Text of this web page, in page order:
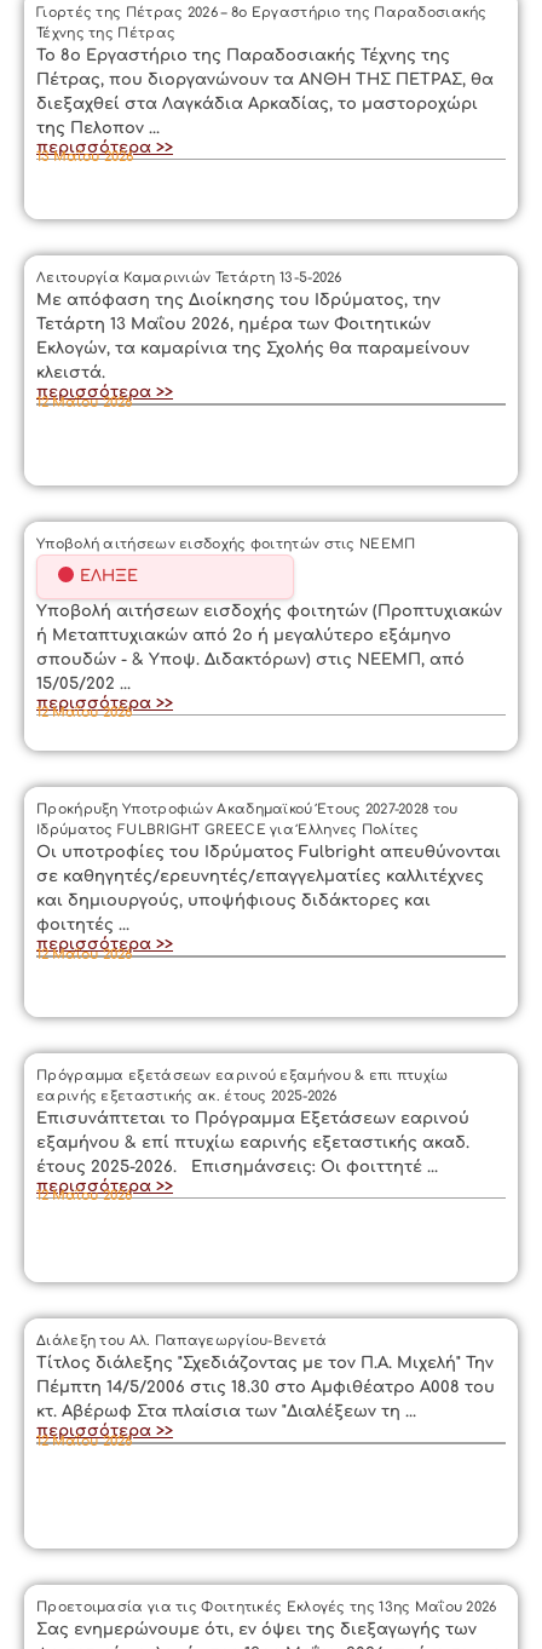
Γιορτές της Πέτρας 2026 – 8ο Εργαστήριο της Παραδοσιακής
Τέχνης της Πέτρας
Το 8ο Εργαστήριο της Παραδοσιακής Τέχνης της
Πέτρας, που διοργανώνουν τα ΑΝΘΗ ΤΗΣ ΠΕΤΡΑΣ, θα
διεξαχθεί στα Λαγκάδια Αρκαδίας, το μαστοροχώρι
της Πελοπον ...
περισσότερα >>
13 Μαΐου 2026
Λειτουργία Καμαρινιών Τετάρτη 13-5-2026
Με απόφαση της Διοίκησης του Ιδρύματος, την
Τετάρτη 13 Μαΐου 2026, ημέρα των Φοιτητικών
Εκλογών, τα καμαρίνια της Σχολής θα παραμείνουν
κλειστά.
περισσότερα >>
12 Μαΐου 2026
Υποβολή αιτήσεων εισδοχής φοιτητών στις ΝΕΕΜΠ
ΈΛΗΞΕ
Υποβολή αιτήσεων εισδοχής φοιτητών (Προπτυχιακών
ή Μεταπτυχιακών από 2ο ή μεγαλύτερο εξάμηνο
σπουδών - & Υποψ. Διδακτόρων) στις ΝΕΕΜΠ, από
15/05/202 ...
περισσότερα >>
12 Μαΐου 2026
Προκήρυξη Υποτροφιών Ακαδημαϊκού Έτους 2027-2028 του
Ιδρύματος FULBRIGHT GREECE για Έλληνες Πολίτες
Οι υποτροφίες του Ιδρύματος Fulbright απευθύνονται
σε καθηγητές/ερευνητές/επαγγελματίες καλλιτέχνες
και δημιουργούς, υποψήφιους διδάκτορες και
φοιτητές ...
περισσότερα >>
12 Μαΐου 2026
Πρόγραμμα εξετάσεων εαρινού εξαμήνου & επι πτυχίω
εαρινής εξεταστικής ακ. έτους 2025-2026
Επισυνάπτεται το Πρόγραμμα Εξετάσεων εαρινού
εξαμήνου & επί πτυχίω εαρινής εξεταστικής ακαδ.
έτους 2025-2026. Επισημάνσεις: Οι φοιττητέ ...
περισσότερα >>
12 Μαΐου 2026
Διάλεξη του Αλ. Παπαγεωργίου-Βενετά
Τίτλος διάλεξης "Σχεδιάζοντας με τον Π.Α. Μιχελή" Την
Πέμπτη 14/5/2006 στις 18.30 στο Αμφιθέατρο Α008 του
κτ. Αβέρωφ Στα πλαίσια των "Διαλέξεων τη ...
περισσότερα >>
12 Μαΐου 2026
Προετοιμασία για τις Φοιτητικές Εκλογές της 13ης Μαΐου 2026
Σας ενημερώνουμε ότι, εν όψει της διεξαγωγής των